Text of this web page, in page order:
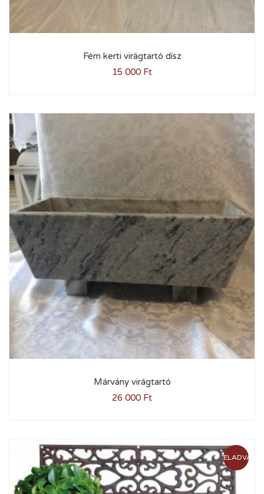
Fém kerti virágtartó dísz
15 000 Ft
Márvány virágtartó
26 000 Ft
ELADVA